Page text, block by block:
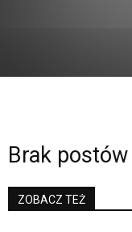
Brak
ZOBACZ TEŻ